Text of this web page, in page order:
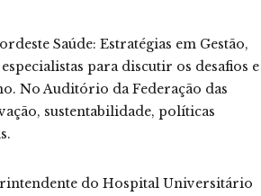
Saúde: Estratégias em Gestão,
para discutir os desafios e
No Auditório da Federação das
sustentabilidade, políticas
do Hospital Universitário